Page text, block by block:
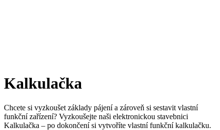
Kalkulačka
Chcete si vyzkoušet základy pájení a zároveň si sestavit vlastní
funkční zařízení? Vyzkoušejte naši elektronickou stavebnici
Kalkulačka – po dokončení si vytvoříte vlastní funkční kalkulačku.